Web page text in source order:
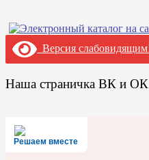
Версия
Наша страничка ВК и ОК
Решаем вместе